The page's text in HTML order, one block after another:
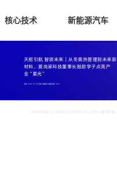
核心技术 新能源汽车
天枢引航 智领未来｜从冬奥热管理到未来新
材料，爱尚家科技董事长鼓励学子点亮产
业“星光”
时间: 2025-09-07分类: 新闻中心浏览次数: 3016